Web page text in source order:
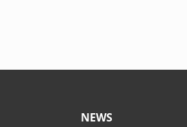
NEWS